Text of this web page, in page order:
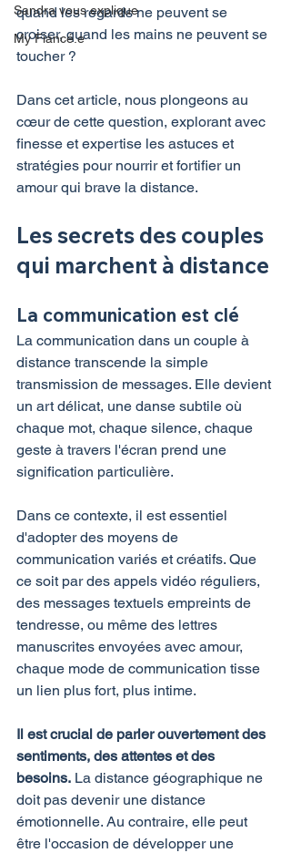
Sandra vous explique
My Fiancé.e
quand les regards ne peuvent se
croiser, quand les mains ne peuvent se
toucher ?
Dans cet article, nous plongeons au
cœur de cette question, explorant avec
finesse et expertise les astuces et
stratégies pour nourrir et fortifier un
amour qui brave la distance.
Les secrets des couples
qui marchent à distance
La communication est clé
La communication dans un couple à
distance transcende la simple
transmission de messages. Elle devient
un art délicat, une danse subtile où
chaque mot, chaque silence, chaque
geste à travers l'écran prend une
signification particulière.
Dans ce contexte, il est essentiel
d'adopter des moyens de
communication variés et créatifs. Que
ce soit par des appels vidéo réguliers,
des messages textuels empreints de
tendresse, ou même des lettres
manuscrites envoyées avec amour,
chaque mode de communication tisse
un lien plus fort, plus intime.
Il est crucial de parler ouvertement des
sentiments, des attentes et des
besoins. La distance géographique ne
doit pas devenir une distance
émotionnelle. Au contraire, elle peut
être l'occasion de développer une